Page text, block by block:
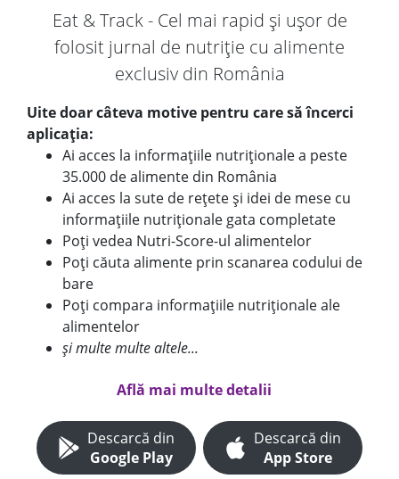
Eat & Track - Cel mai rapid și ușor de
folosit jurnal de nutriție cu alimente
exclusiv din România
Uite doar câteva motive pentru care să încerci
aplicația:
Ai acces la informațiile nutriționale a peste
35.000 de alimente din România
Ai acces la sute de rețete și idei de mese cu
informațiile nutriționale gata completate
Poți vedea Nutri-Score-ul alimentelor
Poți căuta alimente prin scanarea codului de
bare
Poți compara informațiile nutriționale ale
alimentelor
și multe multe altele...
Află mai multe detalii
Descarcă din
Google Play
Descarcă din
App Store